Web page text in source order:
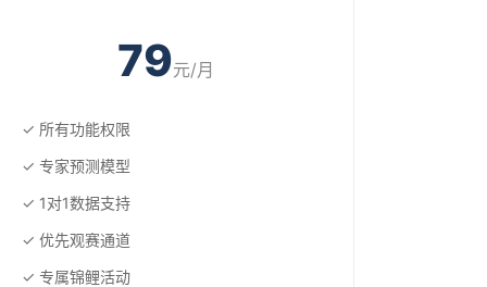
79元/月
✓ 所有功能权限
✓ 专家预测模型
✓ 1对1数据支持
✓ 优先观赛通道
✓ 专属锦鲤活动